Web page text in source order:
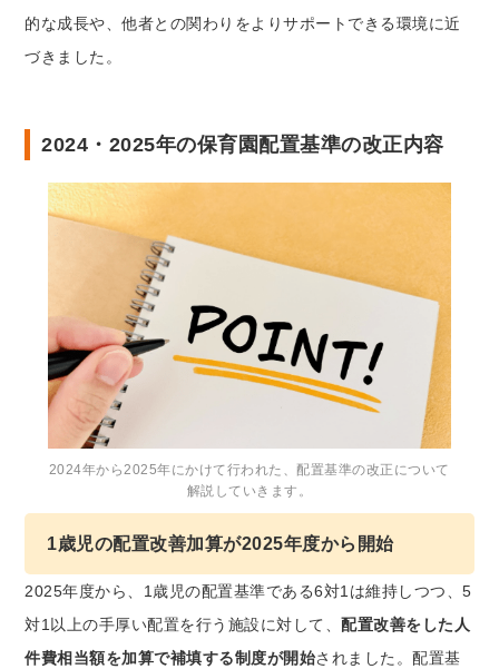
的な成長や、他者との関わりをよりサポートできる環境に近
づきました。
2024・2025年の保育園配置基準の改正内容
2024年から2025年にかけて行われた、配置基準の改正について
解説していきます。
1歳児の配置改善加算が2025年度から開始
2025年度から、1歳児の配置基準である6対1は維持しつつ、5
対1以上の手厚い配置を行う施設に対して、配置改善をした人
件費相当額を加算で補填する制度が開始されました。配置基